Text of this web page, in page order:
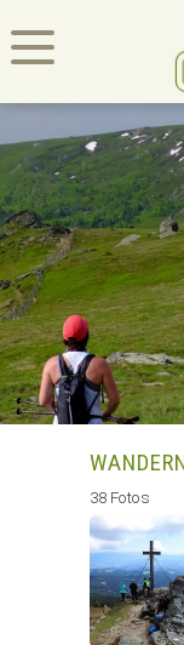
38 Fotos